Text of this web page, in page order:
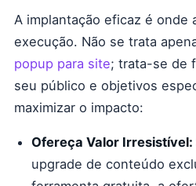
A implantação eficaz é onde
execução. Não se trata
popup para site; trata-se de
seu público e objetivos
maximizar o impacto:
Ofereça Valor Irresistível:
upgrade de conteúdo